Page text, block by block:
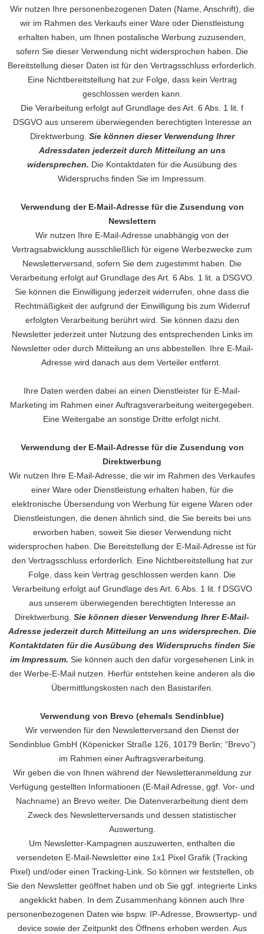
Wir nutzen Ihre personenbezogenen Daten (Name, Anschrift), die
wir im Rahmen des Verkaufs einer Ware oder Dienstleistung
erhalten haben, um Ihnen postalische Werbung zuzusenden,
sofern Sie dieser Verwendung nicht widersprochen haben. Die
Bereitstellung dieser Daten ist für den Vertragsschluss erforderlich.
Eine Nichtbereitstellung hat zur Folge, dass kein Vertrag
geschlossen werden kann.
Die Verarbeitung erfolgt auf Grundlage des Art. 6 Abs. 1 lit. f
DSGVO aus unserem überwiegenden berechtigten Interesse an
Direktwerbung. Sie können dieser Verwendung Ihrer
Adressdaten jederzeit durch Mitteilung an uns
widersprechen. Die Kontaktdaten für die Ausübung des
Widerspruchs finden Sie im Impressum.
Verwendung der E-Mail-Adresse für die Zusendung von
Newslettern
Wir nutzen Ihre E-Mail-Adresse unabhängig von der
Vertragsabwicklung ausschließlich für eigene Werbezwecke zum
Newsletterversand, sofern Sie dem zugestimmt haben. Die
Verarbeitung erfolgt auf Grundlage des Art. 6 Abs. 1 lit. a DSGVO.
Sie können die Einwilligung jederzeit widerrufen, ohne dass die
Rechtmäßigkeit der aufgrund der Einwilligung bis zum Widerruf
erfolgten Verarbeitung berührt wird. Sie können dazu den
Newsletter jederzeit unter Nutzung des entsprechenden Links im
Newsletter oder durch Mitteilung an uns abbestellen. Ihre E-Mail-
Adresse wird danach aus dem Verteiler entfernt.
Ihre Daten werden dabei an einen Dienstleister für E-Mail-
Marketing im Rahmen einer Auftragsverarbeitung weitergegeben.
Eine Weitergabe an sonstige Dritte erfolgt nicht.
Verwendung der E-Mail-Adresse für die Zusendung von
Direktwerbung
Wir nutzen Ihre E-Mail-Adresse, die wir im Rahmen des Verkaufes
einer Ware oder Dienstleistung erhalten haben, für die
elektronische Übersendung von Werbung für eigene Waren oder
Dienstleistungen, die denen ähnlich sind, die Sie bereits bei uns
erworben haben, soweit Sie dieser Verwendung nicht
widersprochen haben. Die Bereitstellung der E-Mail-Adresse ist für
den Vertragsschluss erforderlich. Eine Nichtbereitstellung hat zur
Folge, dass kein Vertrag geschlossen werden kann. Die
Verarbeitung erfolgt auf Grundlage des Art. 6 Abs. 1 lit. f DSGVO
aus unserem überwiegenden berechtigten Interesse an
Direktwerbung. Sie können dieser Verwendung Ihrer E-Mail-
Adresse jederzeit durch Mitteilung an uns widersprechen. Die
Kontaktdaten für die Ausübung des Widerspruchs finden Sie
im Impressum. Sie können auch den dafür vorgesehenen Link in
der Werbe-E-Mail nutzen. Hierfür entstehen keine anderen als die
Übermittlungskosten nach den Basistarifen.
Verwendung von Brevo (ehemals Sendinblue)
Wir verwenden für den Newsletterversand den Dienst der
Sendinblue GmbH (Köpenicker Straße 126, 10179 Berlin; “Brevo”)
im Rahmen einer Auftragsverarbeitung.
Wir geben die von Ihnen während der Newsletteranmeldung zur
Verfügung gestellten Informationen (E-Mail Adresse, ggf. Vor- und
Nachname) an Brevo weiter. Die Datenverarbeitung dient dem
Zweck des Newsletterversands und dessen statistischer
Auswertung.
Um Newsletter-Kampagnen auszuwerten, enthalten die
versendeten E-Mail-Newsletter eine 1x1 Pixel Grafik (Tracking
Pixel) und/oder einen Tracking-Link. So können wir feststellen, ob
Sie den Newsletter geöffnet haben und ob Sie ggf. integrierte Links
angeklickt haben. In dem Zusammenhang können auch Ihre
personenbezogenen Daten wie bspw. IP-Adresse, Browsertyp- und
device sowie der Zeitpunkt des Öffnens erhoben werden. Aus